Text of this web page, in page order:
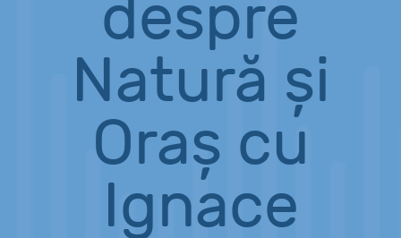
despre
Natură și
Oraș cu
Ignace